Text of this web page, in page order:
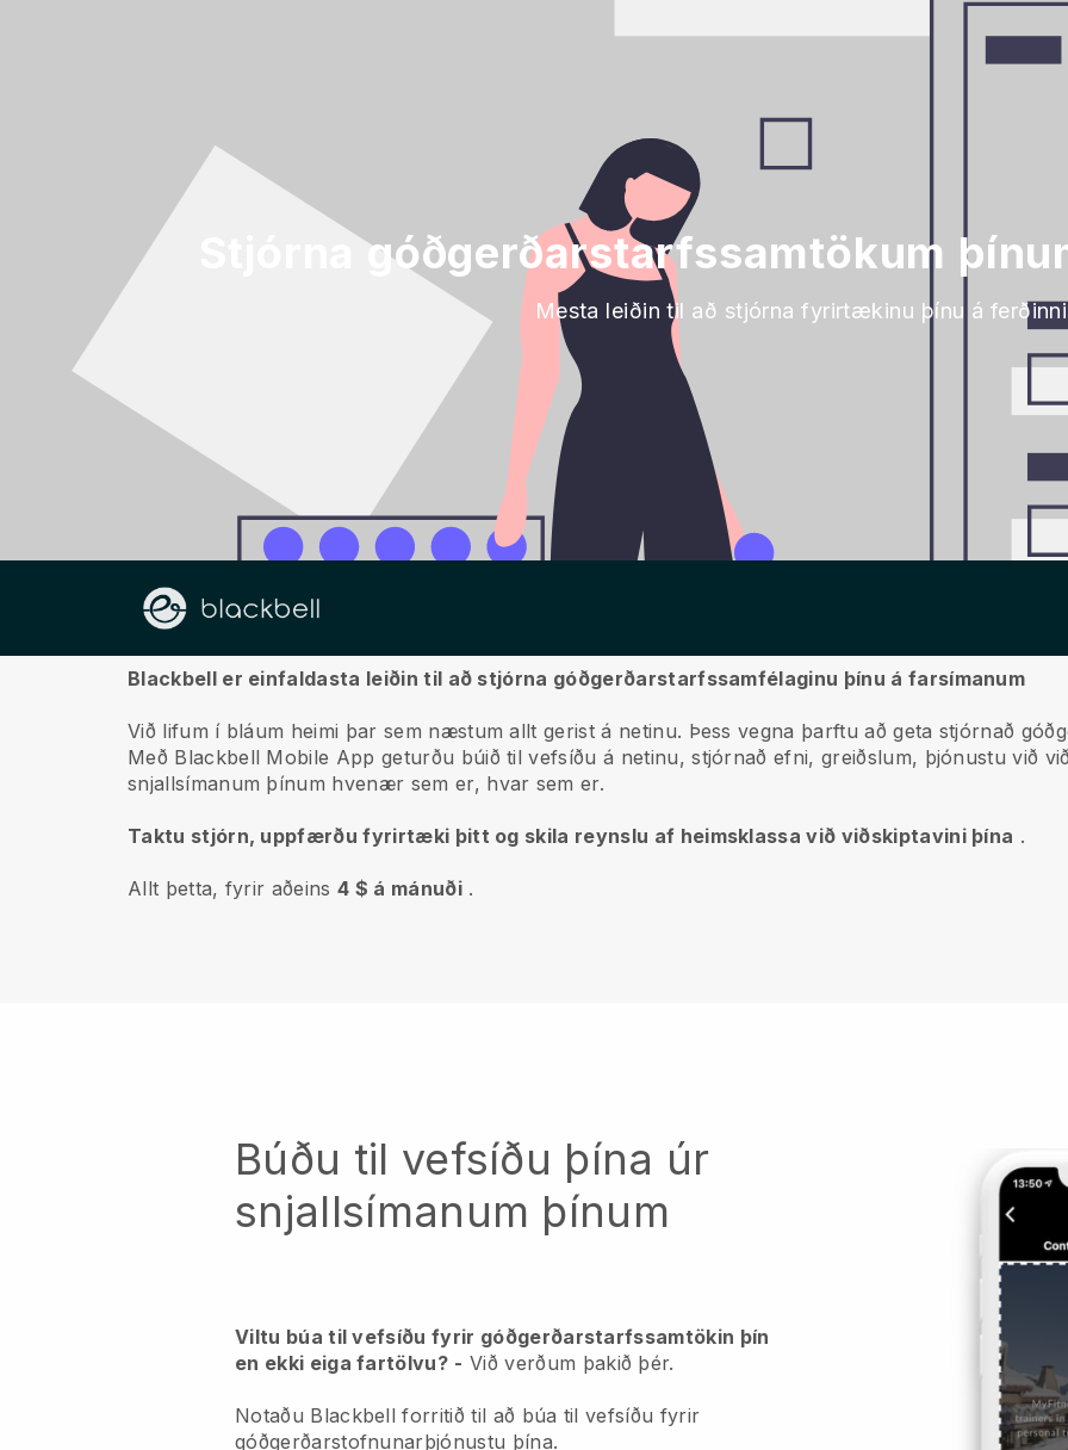
Stjórna góðgerðarstarfssamtökum
Mesta leiðin til að stjórna fyrirtækinu þínu á ferðinni
Um okkur
Blackbell er einfaldasta leiðin til að stjórna góðgerðarstarfssamfélaginu þínu á farsímanum
Við lifum í bláum heimi þar sem næstum allt gerist á netinu. Þess vegna þarftu að geta stjórnað
Með Blackbell Mobile App geturðu búið til vefsíðu á netinu, stjórnað efni, greiðslum, þjónustu við
snjallsímanum þínum hvenær sem er, hvar sem er.
Taktu stjórn, uppfærðu fyrirtæki þitt og skila reynslu af heimsklassa við viðskiptavini þína .
Allt þetta, fyrir aðeins 4 $ á mánuði.
Búðu til vefsíðu þína úr
snjallsímanum þínum
Viltu búa til vefsíðu fyrir góðgerðarstarfssamtökin þín
en ekki eiga fartölvu? - Við verðum þakið þér.
Notaðu Blackbell forritið til að búa til vefsíðu fyrir
góðgerðarstofnunarþjónustu þína.